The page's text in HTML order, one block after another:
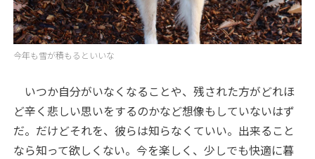
今年も雪が積もるといいな
いつか自分がいなくなることや、残された方がどれほ
ど辛く悲しい思いをするのかなど想像もしていないはず
だ。だけどそれを、彼らは知らなくていい。出来ること
なら知って欲しくない。今を楽しく、少しでも快適に暮